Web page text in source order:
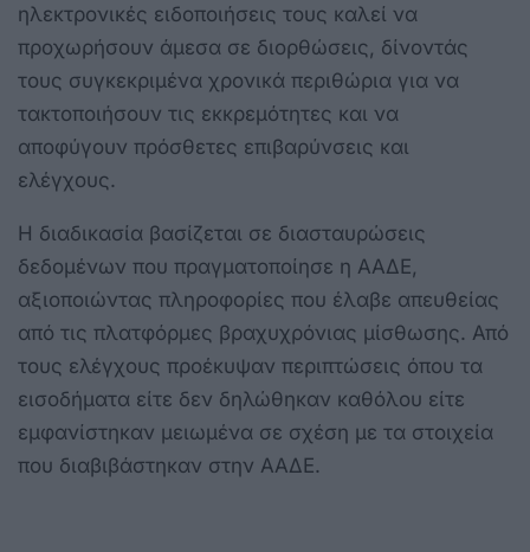
ηλεκτρονικές ειδοποιήσεις τους καλεί να
προχωρήσουν άμεσα σε διορθώσεις, δίνοντάς
τους συγκεκριμένα χρονικά περιθώρια για να
τακτοποιήσουν τις εκκρεμότητες και να
αποφύγουν πρόσθετες επιβαρύνσεις και
ελέγχους.
Η διαδικασία βασίζεται σε διασταυρώσεις
δεδομένων που πραγματοποίησε η ΑΑΔΕ,
αξιοποιώντας πληροφορίες που έλαβε απευθείας
από τις πλατφόρμες βραχυχρόνιας μίσθωσης. Από
τους ελέγχους προέκυψαν περιπτώσεις όπου τα
εισοδήματα είτε δεν δηλώθηκαν καθόλου είτε
εμφανίστηκαν μειωμένα σε σχέση με τα στοιχεία
που διαβιβάστηκαν στην ΑΑΔΕ.